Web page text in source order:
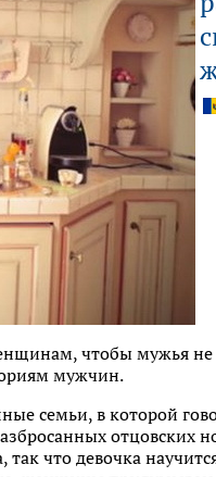
чтобы мужья
мужчин.
семьи, в которой
отцовских
что девочка